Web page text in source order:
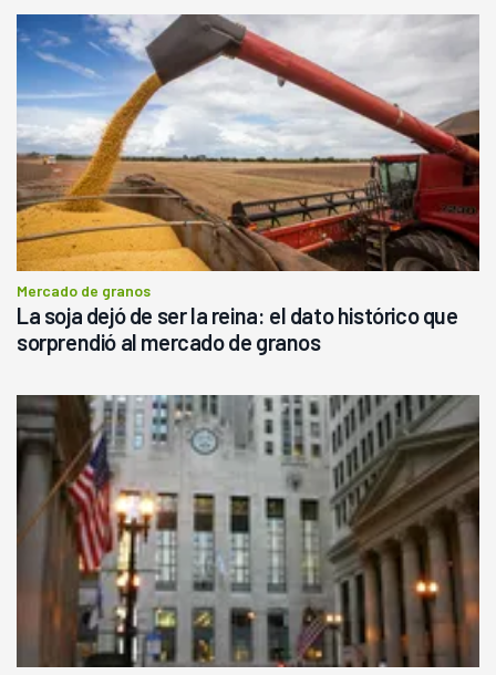
Mercado de granos
La soja dejó de ser la reina: el dato histórico que
sorprendió al mercado de granos